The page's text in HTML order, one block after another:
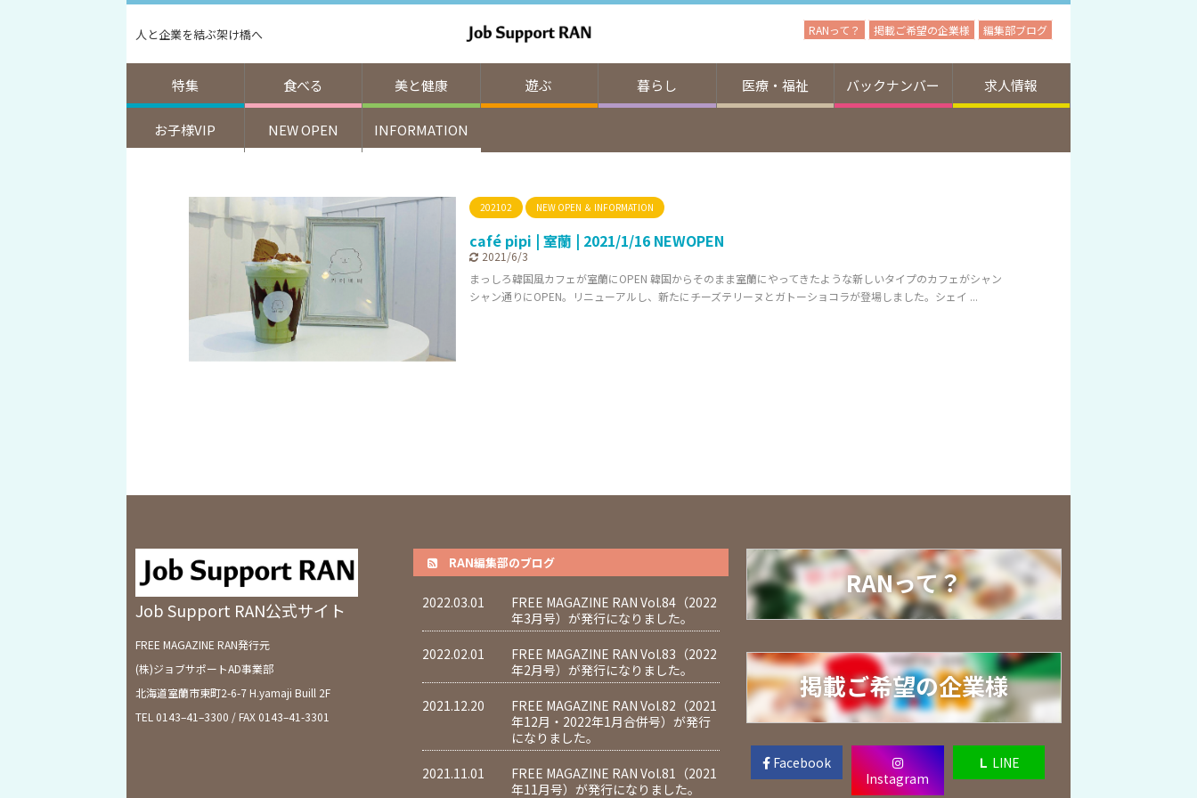
人と企業を結ぶ架け橋へ RANって？ 掲載ご希望の企業様 編集部ブログ
特集 食べる 美と健康 遊ぶ 暮らし 医療・福祉 バックナンバー 求人情報
お子様VIP NEW OPEN INFORMATION
202102 NEW OPEN ＆ INFORMATION
café pipi | 室蘭 | 2021/1/16 NEWOPEN
2021/6/3
まっしろ韓国風カフェが室蘭にOPEN 韓国からそのまま室蘭にやってきたような新しいタイプのカフェがシャン
シャン通りにOPEN。リニューアルし、新たにチーズテリーヌとガトーショコラが登場しました。シェイ ...
RAN編集部のブログ
2022.03.01
FREE MAGAZINE RAN Vol.84（2022
年3月号）が発行になりました。
2022.02.01
FREE MAGAZINE RAN Vol.83（2022
年2月号）が発行になりました。
2021.12.20
FREE MAGAZINE RAN Vol.82（2021
年12月・2022年1月合併号）が発行
になりました。
2021.11.01
FREE MAGAZINE RAN Vol.81（2021
年11月号）が発行になりました。
RANって？
掲載ご希望の企業様
Facebook
Instagram
Ｌ LINE
Job Support RAN公式サイト
FREE MAGAZINE RAN発行元
(株)ジョブサポートAD事業部
北海道室蘭市東町2-6-7 H.yamaji Buill 2F
TEL 0143–41–3300 / FAX 0143–41-3301